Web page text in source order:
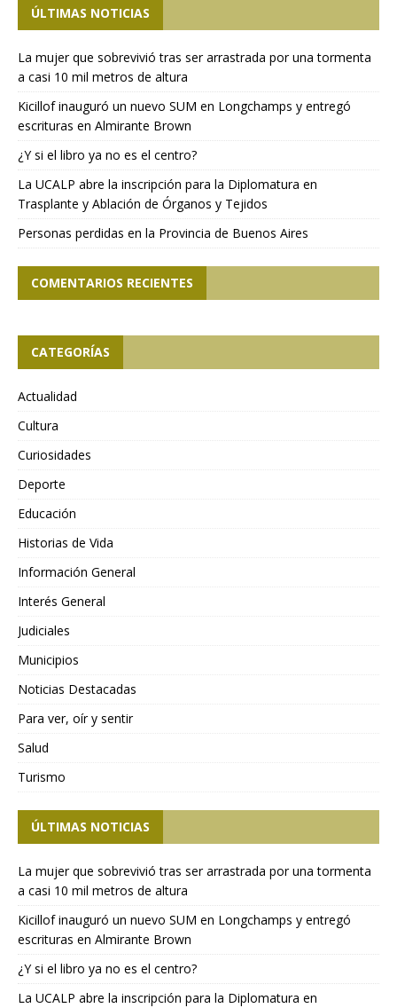
ÚLTIMAS NOTICIAS
La mujer que sobrevivió tras ser arrastrada por una tormenta
a casi 10 mil metros de altura
Kicillof inauguró un nuevo SUM en Longchamps y entregó
escrituras en Almirante Brown
¿Y si el libro ya no es el centro?
La UCALP abre la inscripción para la Diplomatura en
Trasplante y Ablación de Órganos y Tejidos
Personas perdidas en la Provincia de Buenos Aires
COMENTARIOS RECIENTES
CATEGORÍAS
Actualidad
Cultura
Curiosidades
Deporte
Educación
Historias de Vida
Información General
Interés General
Judiciales
Municipios
Noticias Destacadas
Para ver, oír y sentir
Salud
Turismo
ÚLTIMAS NOTICIAS
La mujer que sobrevivió tras ser arrastrada por una tormenta
a casi 10 mil metros de altura
Kicillof inauguró un nuevo SUM en Longchamps y entregó
escrituras en Almirante Brown
¿Y si el libro ya no es el centro?
La UCALP abre la inscripción para la Diplomatura en